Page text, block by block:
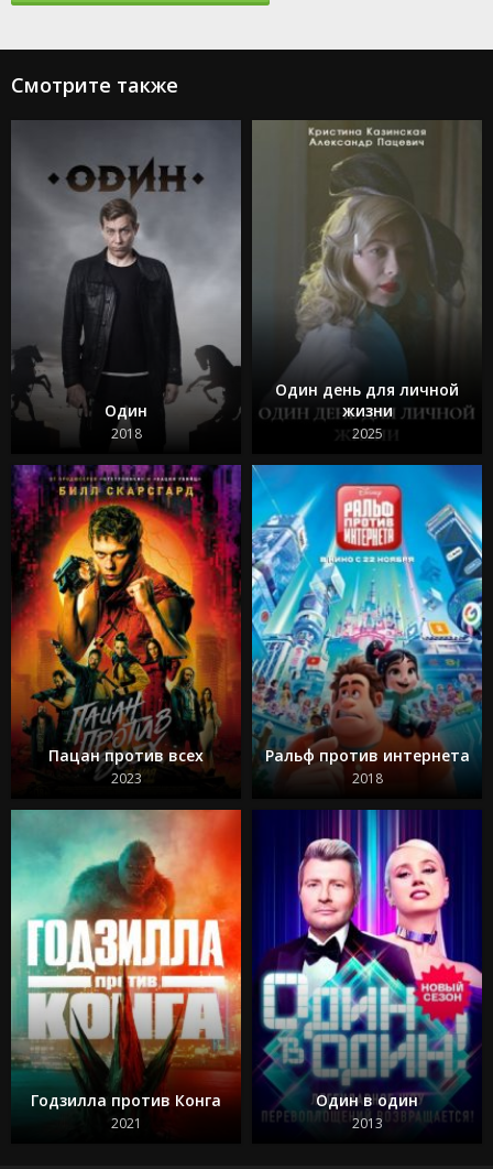
Смотрите также
Один
2018
Один день для личной
жизни
2025
Пацан против всех
2023
Ральф против интернета
2018
Годзилла против Конга
2021
Один в один
2013